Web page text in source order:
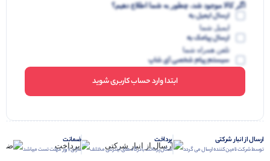
اگر کالا موجود شد، چطور به شما اطلاع دهیم؟
ارسال ایمیل به
ایمیل شما
ارسال پیامک به
تلفن همراه شما
سیستم پیام شخصی آی شاپ
ابتدا وارد حساب کاربری شوید
ارسال از انبار شرکتی
توسط شرکت تامین کننده ارسال می گردد
پرداخت
امکان پرداخت با درگاه های اینترنتی مختلف
ضمانت
دارای 7 روز مهلت تست میباشد